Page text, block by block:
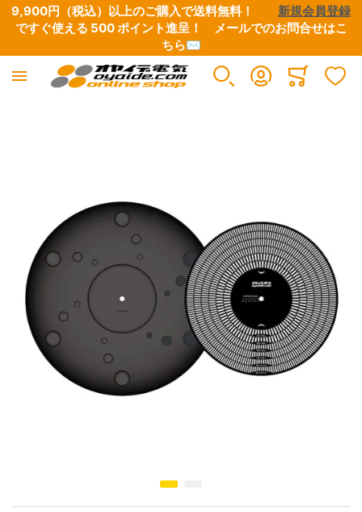
9,900円（税込）以上のご購入で送料無料！ 新規会員登録
ですぐ使える 500 ポイント進呈！ メールでのお問合せはこ
ちら✉
電源ケーブル・タップ・関連パーツ
電源タップ
自作用ケーブル・BOX
電源プラグ・コネクター
インターコネクトケーブル
XLRケーブル
インターコネクトケーブル切り売り
Yケーブル・分岐ケーブル
スピーカーケーブル
切り売りケーブル
Yラグ・バナナプラグ・その他コネクター
デジタルケーブル
RCAケーブル
XLRケーブル
LAN ケーブル
映像ケーブル
各種コネクター
HDMI
グランドボックス（仮想アース装置）
アースケーブル
アナログ･レコードアクセサリー
カートリッジ・ヘッドシェル
フォノケーブル
アクセサリー・クリーナー
シート・テープ
EMI用テープ・シート
各種コネクター類
RCAコネクター
XLRコネクター
BNCコネクター
各種配線材
撚り線
シールド線
各種チューブ
絶縁用チューブ
外装用チューブ
シールド用チューブ
はんだ・工具
はんだこて・フラックス・半田関連工具
工具類
ヒーティングガン・ホットボンド・シュリンク製品
イメージギャラリーの最初に移動する